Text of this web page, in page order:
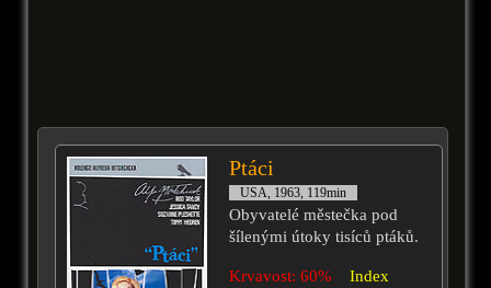
Ptáci
USA, 1963, 119min
Obyvatelé městečka pod
šílenými útoky tisíců ptáků.
Krvavost: 60%
Index